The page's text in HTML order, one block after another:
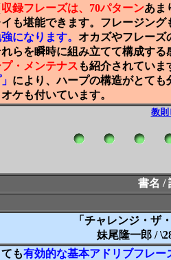
収録フレーズは、70パターンあま
イも堪能できます。フレージング
になります。 オカズやフレーズ
れらを瞬時に組み立てて構成す
・メンテナス も紹介されていま
により、ハープの構造がとて
ケも付いています。
教則
書名 /
「チャレンジ・ザ
妹尾隆一郎 /
も有効的な基本アドリブフレー